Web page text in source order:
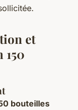
et
150
bouteilles